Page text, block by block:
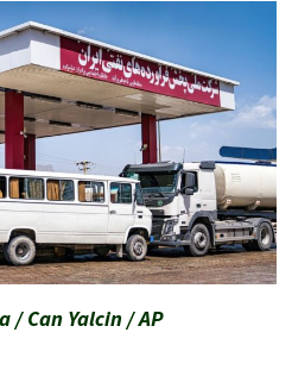
/ Can Yalcin / AP